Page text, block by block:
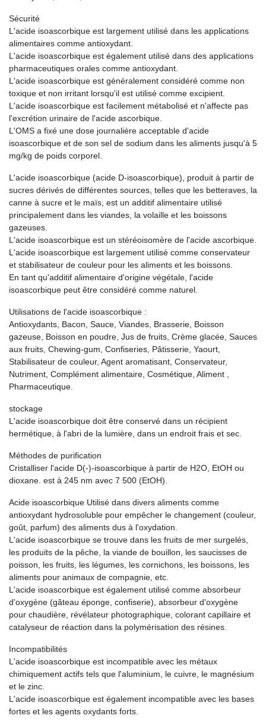
Sécurité
L'acide isoascorbique est largement utilisé dans les applications
alimentaires comme antioxydant.
L'acide isoascorbique est également utilisé dans des applications
pharmaceutiques orales comme antioxydant.
L'acide isoascorbique est généralement considéré comme non
toxique et non irritant lorsqu'il est utilisé comme excipient.
L'acide isoascorbique est facilement métabolisé et n'affecte pas
l'excrétion urinaire de l'acide ascorbique.
L'OMS a fixé une dose journalière acceptable d'acide
isoascorbique et de son sel de sodium dans les aliments jusqu'à 5
mg/kg de poids corporel.
L'acide isoascorbique (acide D-isoascorbique), produit à partir de
sucres dérivés de différentes sources, telles que les betteraves, la
canne à sucre et le maïs, est un additif alimentaire utilisé
principalement dans les viandes, la volaille et les boissons
gazeuses.
L'acide isoascorbique est un stéréoisomère de l'acide ascorbique.
L'acide isoascorbique est largement utilisé comme conservateur
et stabilisateur de couleur pour les aliments et les boissons.
En tant qu'additif alimentaire d'origine végétale, l'acide
isoascorbique peut être considéré comme naturel.
Utilisations de l'acide isoascorbique :
Antioxydants, Bacon, Sauce, Viandes, Brasserie, Boisson
gazeuse, Boisson en poudre, Jus de fruits, Crème glacée, Sauces
aux fruits, Chewing-gum, Confiseries, Pâtisserie, Yaourt,
Stabilisateur de couleur, Agent aromatisant, Conservateur,
Nutriment, Complément alimentaire, Cosmétique, Aliment ,
Pharmaceutique.
stockage
L'acide isoascorbique doit être conservé dans un récipient
hermétique, à l'abri de la lumière, dans un endroit frais et sec.
Méthodes de purification
Cristalliser l'acide D(-)-isoascorbique à partir de H2O, EtOH ou
dioxane. est à 245 nm avec 7 500 (EtOH).
Acide isoascorbique Utilisé dans divers aliments comme
antioxydant hydrosoluble pour empêcher le changement (couleur,
goût, parfum) des aliments dus à l'oxydation.
L'acide isoascorbique se trouve dans les fruits de mer surgelés,
les produits de la pêche, la viande de bouillon, les saucisses de
poisson, les fruits, les légumes, les cornichons, les boissons, les
aliments pour animaux de compagnie, etc.
L'acide isoascorbique est également utilisé comme absorbeur
d'oxygène (gâteau éponge, confiserie), absorbeur d'oxygène
pour chaudière, révélateur photographique, colorant capillaire et
catalyseur de réaction dans la polymérisation des résines.
Incompatibilités
L'acide isoascorbique est incompatible avec les métaux
chimiquement actifs tels que l'aluminium, le cuivre, le magnésium
et le zinc.
L'acide isoascorbique est également incompatible avec les bases
fortes et les agents oxydants forts.